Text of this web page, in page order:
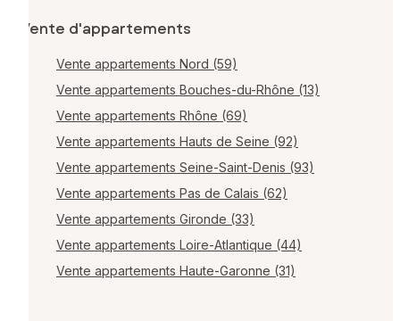
Vente d'appartements
Vente appartements Nord (59)
Vente appartements Bouches-du-Rhône (13)
Vente appartements Rhône (69)
Vente appartements Hauts de Seine (92)
Vente appartements Seine-Saint-Denis (93)
Vente appartements Pas de Calais (62)
Vente appartements Gironde (33)
Vente appartements Loire-Atlantique (44)
Vente appartements Haute-Garonne (31)